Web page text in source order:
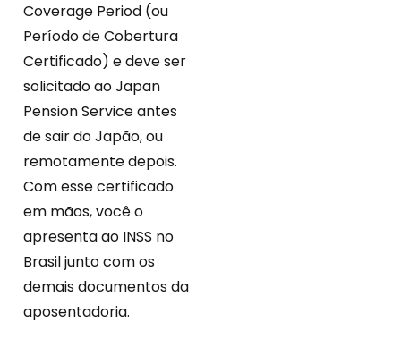
Coverage Period (ou
Período de Cobertura
Certificado) e deve ser
solicitado ao Japan
Pension Service antes
de sair do Japão, ou
remotamente depois.
Com esse certificado
em mãos, você o
apresenta ao INSS no
Brasil junto com os
demais documentos da
aposentadoria.